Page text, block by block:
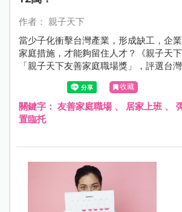
作者： 親子天下
當少子化衝擊台灣產業，形成缺工，企
家庭措施，才能夠留住人才？《親子天
「親子天下友善家庭職場獎」，評選台
業，找出企業友善家庭的典範，也讓家
收藏
關鍵字： 友善家庭職場、 居家上班、
置臨托